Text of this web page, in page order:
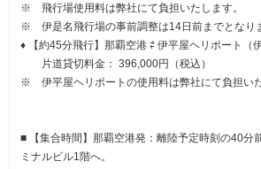
※ 飛行場使用料は弊社にて負担いたします。
※ 伊是名飛行場の事前調整は14日前までとなり
♦ 【約45分飛行】那覇空港 ⇄ 伊平屋ヘリポート（
片道貸切料金： 396,000円（税込）
※ 伊平屋ヘリポートの使用料は弊社にて負担いた
■ 【集合時間】那覇空港発：離陸予定時刻の40分
ミナルビル1階へ。